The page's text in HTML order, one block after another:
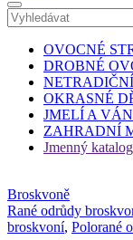
OVOCNÉ
DROBNÉ
OKRASNÉ
JMELÍ A
ZAHRADNÍ
Jmenný katalog
Broskvoně
Rané odrůdy
broskvoní, Polorané